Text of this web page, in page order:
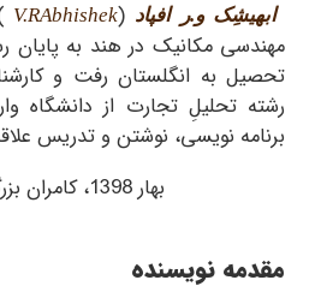
ابهیشِک و.ر افپاد (
Abhishek
V.R
مهندسی مکانیک در هند به پایان
تحصیل به انگلستان رفت و
رشته تحلیلِ تجارت از دانشگاه
برنامه نویسی، نوشتن و تدریس
بهار 1398، کامران بزرگزاد
مقدمه نویسنده